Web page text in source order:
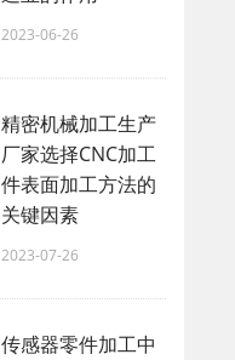
2023-06-26
精密机械加工生产
厂家选择CNC加工
件表面加工方法的
关键因素
2023-07-26
传感器零件加工中